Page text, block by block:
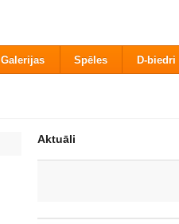
Galerijas Spēles D-biedri
Aktuāli